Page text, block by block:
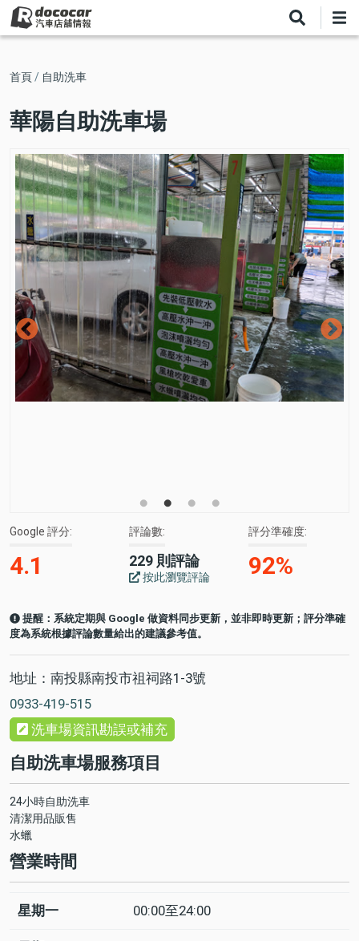
移
至
內導
航
連
結
首頁 自助洗車
華陽自助洗車場
Google 評分
4.1
評論數
229 則評論
按此瀏覽評論
評分準確度
92%
提醒：系統定期與 Google 做資料同步更新，並非即時更新；評分準確
度為系統根據評論數量給出的建議參考值。
地址：南投縣南投市祖祠路1-3號
0933-419-515
洗車場資訊勘誤或補充
自助洗車場服務項目
24小時自助洗車
清潔用品販售
水蠟
營業時間
日
Time
回
星期一 00:00至24:00